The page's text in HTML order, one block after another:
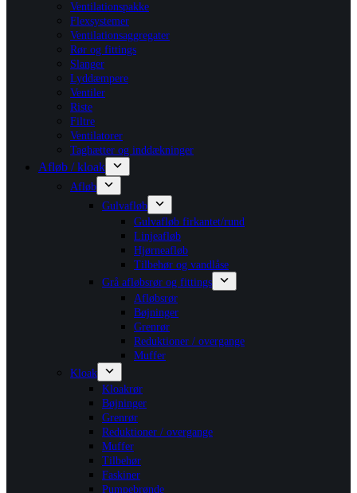
Ventilationspakke
Flexsystemer
Ventilationsaggregater
Rør og fittings
Slanger
Lyddæmpere
Ventiler
Riste
Filtre
Ventilatorer
Taghætter og inddækninger
Afløb / kloak
Afløb
Gulvafløb
Gulvafløb firkantet/rund
Linjeafløb
Hjørneafløb
Tilbehør og vandlåse
Grå afløbsrør og fittings
Afløbsrør
Bøjninger
Grenrør
Reduktioner / overgange
Muffer
Kloak
Kloakrør
Bøjninger
Grenrør
Reduktioner / overgange
Muffer
Tilbehør
Faskiner
Pumpebrønde